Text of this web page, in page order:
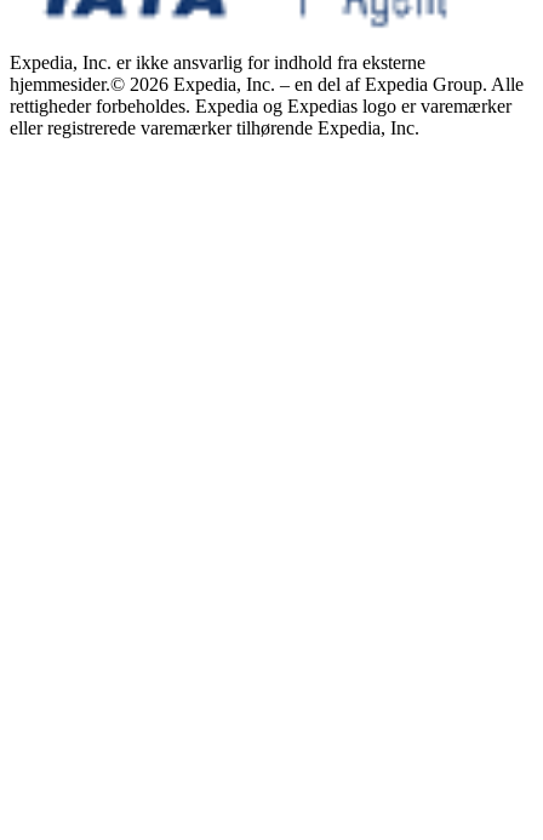
Expedia, Inc. er ikke ansvarlig for indhold fra eksterne
hjemmesider.© 2026 Expedia, Inc. – en del af Expedia Group. Alle
rettigheder forbeholdes. Expedia og Expedias logo er varemærker
eller registrerede varemærker tilhørende Expedia, Inc.